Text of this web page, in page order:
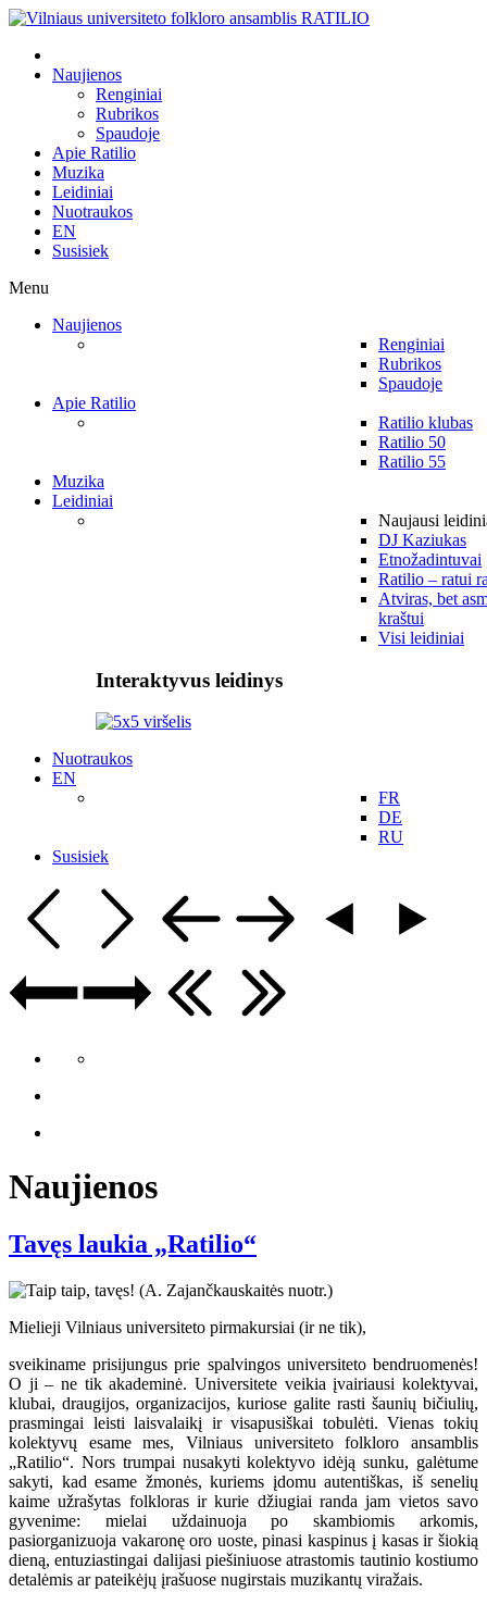
Naujienos
Renginiai
Rubrikos
Spaudoje
Apie Ratilio
Muzika
Leidiniai
Nuotraukos
EN
Susisiek
Menu
Naujienos
Renginiai
Rubrikos
Spaudoje
Apie Ratilio
Ratilio klubas
Ratilio 50
Ratilio 55
Muzika
Leidiniai
Naujausi
DJ Kaziukas
Etnožadintuvai
Ratilio – ratui
Atviras, bet
kraštui
Visi leidiniai
Interaktyvus leidinys
Nuotraukos
EN
FR
DE
RU
Susisiek
Naujienos
Tavęs laukia „Ratilio“
Mielieji Vilniaus universiteto pirmakursiai (ir ne tik),
sveikiname prisijungus prie spalvingos universiteto bendruomenės!
O ji – ne tik akademinė. Universitete veikia įvairiausi kolektyvai,
klubai, draugijos, organizacijos, kuriose galite rasti šaunių bičiulių,
prasmingai leisti laisvalaikį ir visapusiškai tobulėti. Vienas tokių
kolektyvų esame mes, Vilniaus universiteto folkloro ansamblis
„Ratilio“. Nors trumpai nusakyti kolektyvo idėją sunku, galėtume
sakyti, kad esame žmonės, kuriems įdomu autentiškas, iš senelių
kaime užrašytas folkloras ir kurie džiugiai randa jam vietos savo
gyvenime: mielai uždainuoja po skambiomis arkomis,
pasiorganizuoja vakaronę oro uoste, pinasi kaspinus į kasas ir šiokią
dieną, entuziastingai dalijasi piešiniuose atrastomis tautinio kostiumo
detalėmis ar pateikėjų įrašuose nugirstais muzikantų viražais.